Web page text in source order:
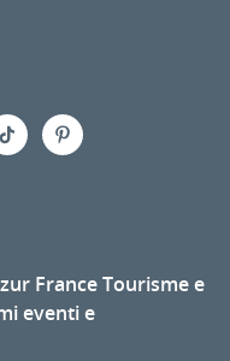
France Tourisme e
eventi e